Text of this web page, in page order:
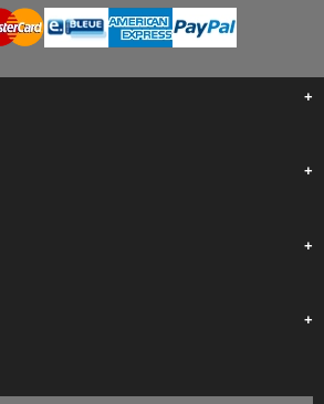
+
+
+
+